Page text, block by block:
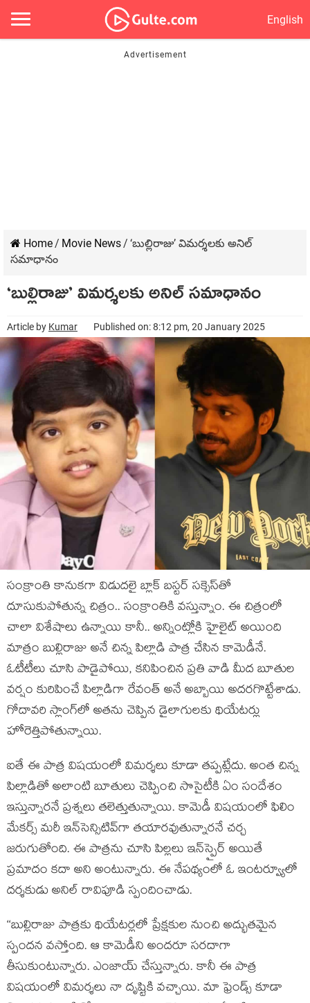
English
Home/ Movie News/ ‘బుల్లిరాజు’ విమర్శలకు అనిల్
సమాధానం
‘బుల్లిరాజు’ విమర్శలకు అనిల్ సమాధానం
Article by Kumar Published on: 8:12 pm, 20 January 2025
సంక్రాంతి కానుకగా విడుదలై బ్లాక్ బస్టర్ సక్సెస్‌తో
దూసుకుపోతున్న చిత్రం.. సంక్రాంతికి వస్తున్నాం. ఈ చిత్రంలో
చాలా విశేషాలు ఉన్నాయి కానీ.. అన్నింట్లోకి హైలైట్ అయింది
మాత్రం బుల్లిరాజు అనే చిన్న పిల్లాడి పాత్ర చేసిన కామెడీనే.
ఓటీటీలు చూసి పాడైపోయి, కనిపించిన ప్రతి వాడి మీద బూతుల
వర్షం కురిపించే పిల్లాడిగా రేవంత్ అనే అబ్బాయి అదరగొట్టేశాడు.
గోదావరి స్లాంగ్‌లో అతను చెప్పిన డైలాగులకు థియేటర్లు
హోరెత్తిపోతున్నాయి.
ఐతే ఈ పాత్ర విషయంలో విమర్శలు కూడా తప్పట్లేదు. అంత చిన్న
పిల్లాడితో అలాంటి బూతులు చెప్పించి సొసైటీకి ఏం సందేశం
ఇస్తున్నారనే ప్రశ్నలు తలెత్తుతున్నాయి. కామెడీ విషయంలో ఫిలిం
మేకర్స్ మరీ ఇన్‌సెన్సిటివ్‌గా తయారవుతున్నారనే చర్చ
జరుగుతోంది. ఈ పాత్రను చూసి పిల్లలు ఇన్‌స్పైర్ అయితే
ప్రమాదం కదా అని అంటున్నారు. ఈ నేపథ్యంలో ఓ ఇంటర్వ్యూలో
దర్శకుడు అనిల్ రావిపూడి స్పందించాడు.
‘‘బుల్లిరాజు పాత్రకు థియేటర్లలో ప్రేక్షకుల నుంచి అద్భుతమైన
స్పందన వస్తోంది. ఆ కామెడీని అందరూ సరదాగా
తీసుకుంటున్నారు. ఎంజాయ్ చేస్తున్నారు. కానీ ఈ పాత్ర
విషయంలో విమర్శలు నా దృష్టికి వచ్చాయి. మా ఫ్రెండ్స్ కూడా